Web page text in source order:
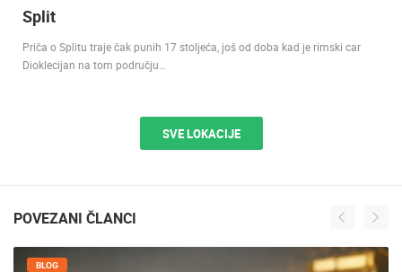
Split
Priča o Splitu traje čak punih 17 stoljeća, još od doba kad je rimski car
Dioklecijan na tom području…
SVE LOKACIJE
POVEZANI ČLANCI
BLOG